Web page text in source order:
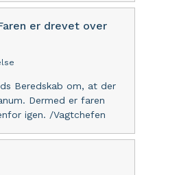
er drevet over
Beredskab om, at der
Dermed er faren
igen. /Vagtchefen